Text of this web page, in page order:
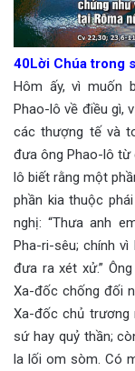
40Lời Chúa trong
Hôm ấy, vì muốn
Phao-lô về điều gì,
các thượng tế và
đưa ông Phao-lô từ
lô biết rằng một
phần kia thuộc
nghị: “Thưa anh
Pha-ri-sêu; chính
đưa ra xét xử.”
Xa-đốc chống đối
Xa-đốc chủ trương
sứ hay quỷ thần;
la lối om sòm. Có